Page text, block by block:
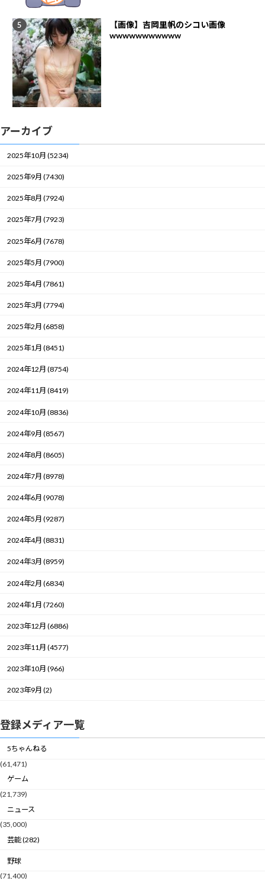
【画像】吉岡里帆のシコい画像
wwwwwwwwwww
アーカイブ
2025年10月 (5234)
2025年9月 (7430)
2025年8月 (7924)
2025年7月 (7923)
2025年6月 (7678)
2025年5月 (7900)
2025年4月 (7861)
2025年3月 (7794)
2025年2月 (6858)
2025年1月 (8451)
2024年12月 (8754)
2024年11月 (8419)
2024年10月 (8836)
2024年9月 (8567)
2024年8月 (8605)
2024年7月 (8978)
2024年6月 (9078)
2024年5月 (9287)
2024年4月 (8831)
2024年3月 (8959)
2024年2月 (6834)
2024年1月 (7260)
2023年12月 (6886)
2023年11月 (4577)
2023年10月 (966)
2023年9月 (2)
登録メディア一覧
5ちゃんねる
(61,471)
ゲーム
(21,739)
ニュース
(35,000)
芸能 (282)
野球
(71,400)